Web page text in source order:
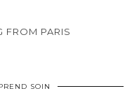
FROM PARIS
SOIN